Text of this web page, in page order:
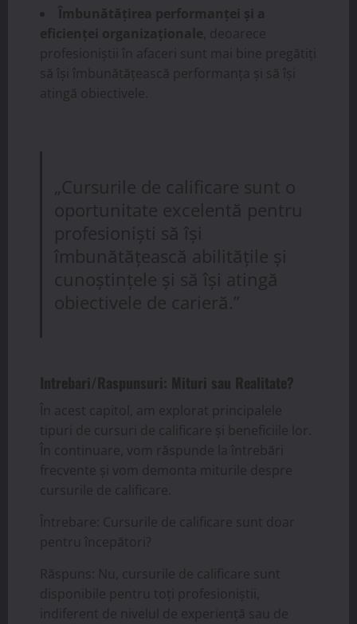
Îmbunătățirea performanței și a
eficienței organizaționale , deoarece
profesioniștii în afaceri sunt mai bine pregătiți
să își îmbunătățească performanța și să își
atingă obiectivele.
„Cursurile de calificare sunt o
oportunitate excelentă pentru
profesioniști să își
îmbunătățească abilitățile și
cunoștințele și să își atingă
obiectivele de carieră.”
Intrebari/Raspunsuri: Mituri sau Realitate?
În acest capitol, am explorat principalele
tipuri de cursuri de calificare și beneficiile lor.
În continuare, vom răspunde la întrebări
frecvente și vom demonta miturile despre
cursurile de calificare.
Întrebare: Cursurile de calificare sunt doar
pentru începători?
Răspuns: Nu, cursurile de calificare sunt
disponibile pentru toți profesioniștii,
indiferent de nivelul de experiență sau de